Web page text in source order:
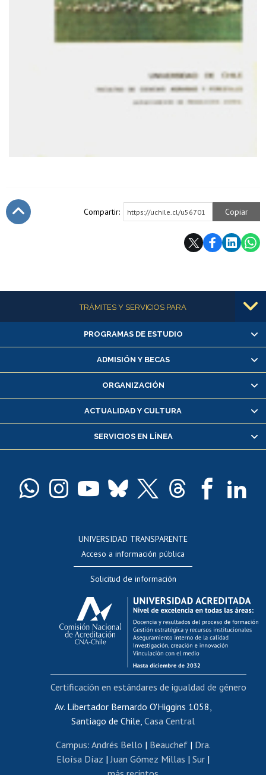
Compartir: https://uchile.cl/u56701 Copiar
Más informaciónTRÁMITES Y SERVICIOS PARA
Alumnas/os y exalumnas/os
Matrícula en línea
Inscripción y cambio de asignaturas
Consulta y certificado de notas
Servicio médico y dental
Pago de arancel y crédito alumnos
Docentes
Evaluación docente
Calificación académica
Postulación al AUCAI
Funcionarias/os
Cursos internos de capacitación
Bienestar del personal
Portal de movilidad interna
Certificado de renta
Certificado de renta honorarios
Editar páginas blancas
PROGRAMAS DE ESTUDIO
ADMISIÓN Y BECAS
ORGANIZACIÓN
ACTUALIDAD Y CULTURA
SERVICIOS EN LÍNEA
UNIVERSIDAD TRANSPARENTE
Acceso a información pública
Solicitud de información
Av. Libertador Bernardo O'Higgins 1058,
Santiago de Chile, Casa Central
Campus: Andrés Bello | Beauchef| Dra.
Eloísa Díaz | Juan Gómez Millas | Sur |
Certificación en estándares de igualdad de género